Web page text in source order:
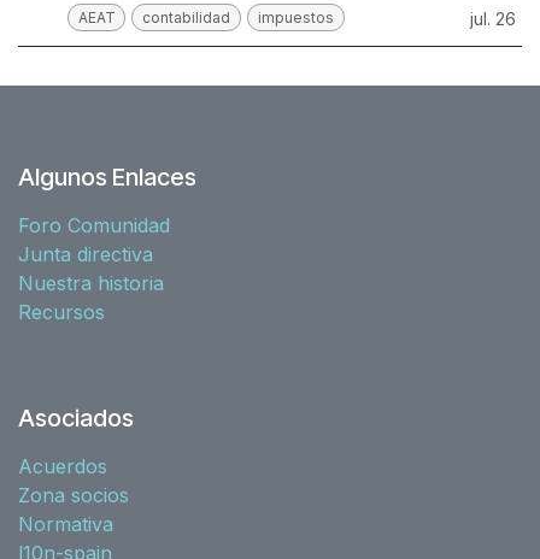
AEAT contabilidad impuestos jul. 26
Algunos Enlaces
Foro Comunidad
Junta directiva
Nuestra historia
Recursos
Asociados
Acuerdos
Zona socios
Normativa
l10n-spain